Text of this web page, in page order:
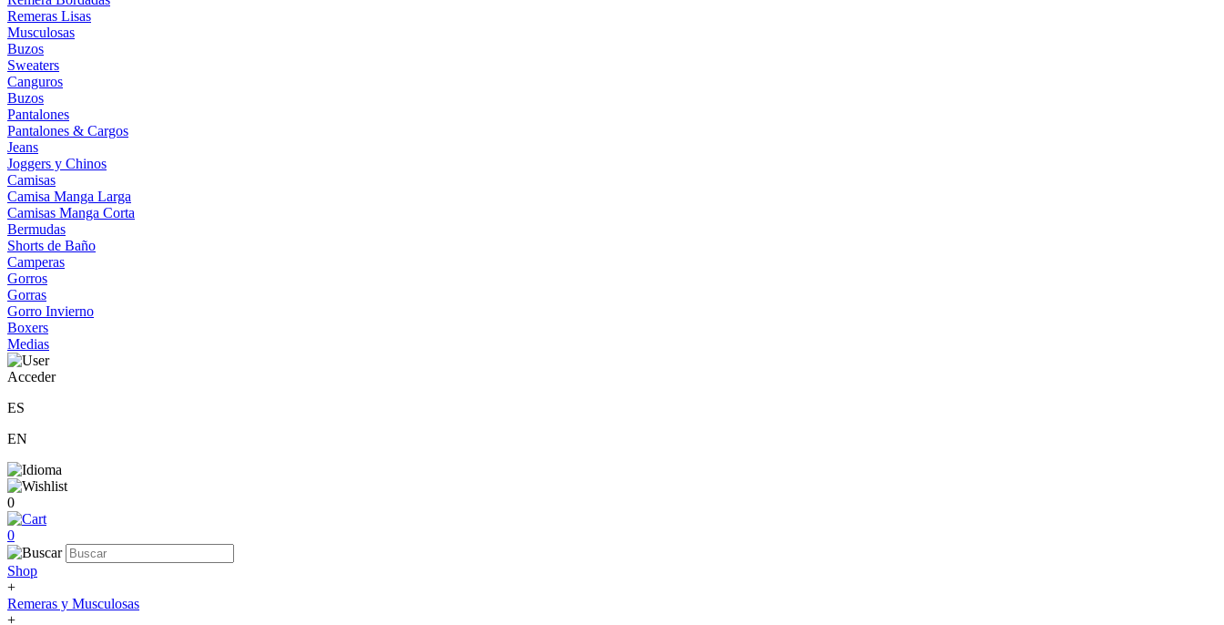
Remeras Lisas
Musculosas
Buzos
Sweaters
Canguros
Buzos
Pantalones
Pantalones & Cargos
Jeans
Joggers y Chinos
Camisas
Camisa Manga Larga
Camisas Manga Corta
Bermudas
Shorts de Baño
Camperas
Gorros
Gorras
Gorro Invierno
Boxers
Medias
Acceder
ES
EN
0
0
Shop
+
Remeras y Musculosas
+